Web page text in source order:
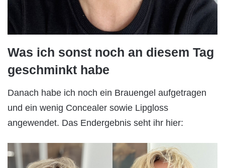
Was ich sonst noch an diesem Tag
geschminkt habe
Danach habe ich noch ein Brauengel aufgetragen
und ein wenig Concealer sowie Lipgloss
angewendet. Das Endergebnis seht ihr hier: